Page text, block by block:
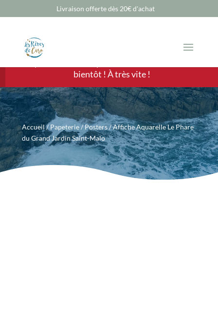
Livraison offerte dès 20€ d'achat
Chère Cliente, cher Client, les ventes sont
bientôt ! À très vite !
Accueil/Papeterie/Posters/ Affiche Aquarelle Le Phare
du Grand Jardin Saint-Malo